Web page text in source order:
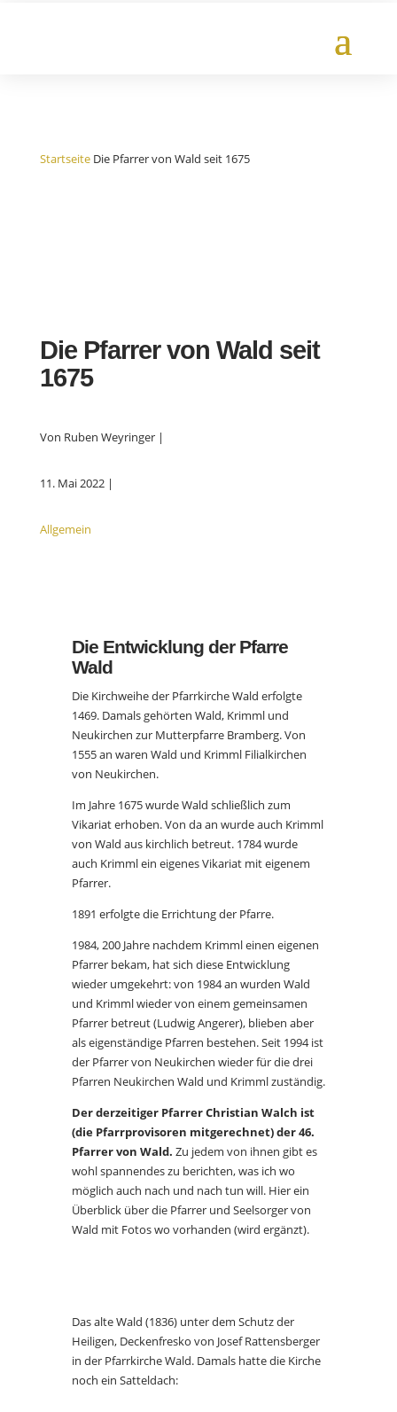
Startseite Die Pfarrer von Wald seit 1675
Die Pfarrer von Wald seit
1675
Von Ruben Weyringer |
11. Mai 2022 |
Allgemein
Die Entwicklung der Pfarre
Wald
Die Kirchweihe der Pfarrkirche Wald erfolgte
1469. Damals gehörten Wald, Krimml und
Neukirchen zur Mutterpfarre Bramberg. Von
1555 an waren Wald und Krimml Filialkirchen
von Neukirchen.
Im Jahre 1675 wurde Wald schließlich zum
Vikariat erhoben. Von da an wurde auch Krimml
von Wald aus kirchlich betreut. 1784 wurde
auch Krimml ein eigenes Vikariat mit eigenem
Pfarrer.
1891 erfolgte die Errichtung der Pfarre.
1984, 200 Jahre nachdem Krimml einen eigenen
Pfarrer bekam, hat sich diese Entwicklung
wieder umgekehrt: von 1984 an wurden Wald
und Krimml wieder von einem gemeinsamen
Pfarrer betreut (Ludwig Angerer), blieben aber
als eigenständige Pfarren bestehen. Seit 1994 ist
der Pfarrer von Neukirchen wieder für die drei
Pfarren Neukirchen Wald und Krimml zuständig.
Der derzeitiger Pfarrer Christian Walch ist
(die Pfarrprovisoren mitgerechnet) der 46.
Pfarrer von Wald. Zu jedem von ihnen gibt es
wohl spannendes zu berichten, was ich wo
möglich auch nach und nach tun will. Hier ein
Überblick über die Pfarrer und Seelsorger von
Wald mit Fotos wo vorhanden (wird ergänzt).
Das alte Wald (1836) unter dem Schutz der
Heiligen, Deckenfresko von Josef Rattensberger
in der Pfarrkirche Wald. Damals hatte die Kirche
noch ein Satteldach: